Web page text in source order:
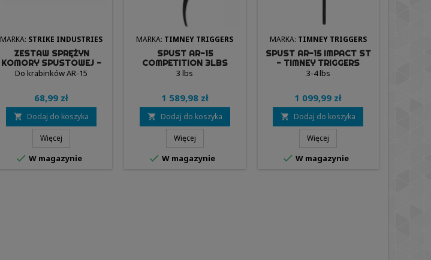
MARKA: STRIKE INDUSTRIES
ZESTAW SPRĘŻYN
KOMORY SPUSTOWEJ -
STRIKE INDUSTIES
Do krabinków AR-15
68,99 zł
 Dodaj do koszyka
Więcej
 W magazynie
MARKA: TIMNEY TRIGGERS
SPUST AR-15
COMPETITION 3LBS
SOLID - TIMNEY
3 lbs
1 589,98 zł
 Dodaj do koszyka
Więcej
 W magazynie
MARKA: TIMNEY TRIGGERS
SPUST AR-15 IMPACT ST
- TIMNEY TRIGGERS
3-4 lbs
1 099,99 zł
 Dodaj do koszyka
Więcej
 W magazynie